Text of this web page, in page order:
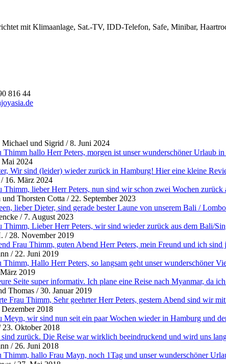
mit Klimaanlage, Sat.-TV, IDD-Telefon, Safe, Minibar,
816 44
Michael und Sigrid /8. Juni 2024
Thimm hallo Herr Peters, morgen ist unser wunderschöner Urlaub
Mai 2024
Wir sind (leider) wieder zurück in Hamburg! Hier eine kleine
/ 16. März 2024
Thimm, lieber Herr Peters, nun sind wir schon zwei Wochen zurück
Thorsten Cotta / 22. September 2023
lieber Dieter, sind gerade bester Laune von unserem Bali /
/ 7. August 2023
Thimm, Lieber Herr Peters, wir sind wieder zurück aus dem Bali/
/ 28. November 2019
Frau Thimm, guten Abend Herr Peters, mein Freund und ich
/ 22. Juni 2019
Thimm, Hallo Herr Peters, so langsam geht unser wunderschöner
2019
Seite super informativ. Ich plane eine Reise nach Myanmar, da
Thomas /30. Januar 2019
Frau Thimm, Sehr geehrter Herr Peters, gestern Abend sind wir
Dezember 2018
Meyn, wir sind nun seit ein paar Wochen wieder in Hamburg und
23. Oktober 2018
zurück. Die Reise war wirklich beeindruckend und wird uns
/ 26. Juni 2018
Thimm, hallo Frau Mayn, noch 1Tag und unser wunderschöner